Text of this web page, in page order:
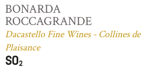
BONARDA
ROCCAGRANDE
Dacastello Fine Wines - Collines de
Plaisance